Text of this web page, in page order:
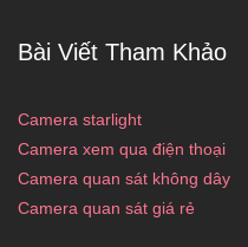
Bài Viết Tham Khảo
Camera starlight
Camera xem qua điện thoại
Camera quan sát không dây
Camera quan sát giá rẻ